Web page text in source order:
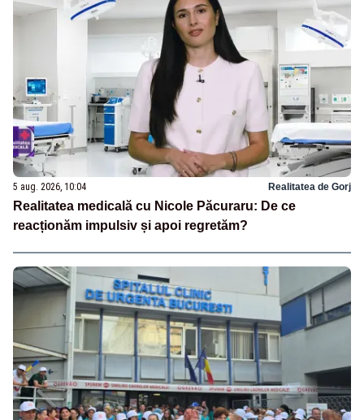
5 aug. 2026, 10:04 Realitatea de Gorj
Realitatea medicală cu Nicole Păcuraru: De ce
reacționăm impulsiv și apoi regretăm?